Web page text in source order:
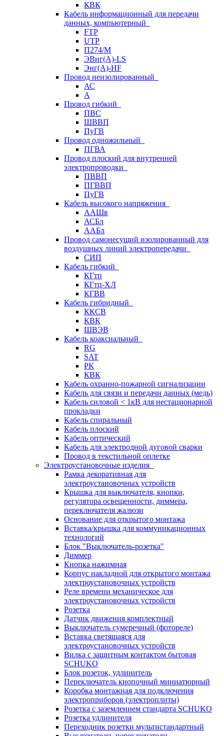
КВК
Кабель информационный для передачи
данных, компьютерный
FTP
UTP
П274/М
ЭВнг(А)-LS
Энг(А)-HF
Провод неизолированный
АС
А
Провод гибкий
ПВС
ШВВП
ПуГВ
Провод одножильный
ПГВА
Провод плоский для внутренней
электропроводки
ПВВП
ПГВВП
ПуГВ
Кабель высокого напряжения
ААШв
АСБл
ААБл
Провод самонесущий изолированный для
воздушных линий электропередачи
СИП
Кабель гибкий
КГтп
КГтп-ХЛ
КГВВ
Кабель гибридный
ККСВ
КВК
ШВЭВ
Кабель коаксиальный
RG
SAT
РК
КВК
Кабель охранно-пожарной сигнализации
Кабель для связи и передачи данных (медь)
Кабель силовой < 1кВ для нестационарной
прокладки
Кабель спиральный
Кабель плоский
Кабель оптический
Кабель для электродной дуговой сварки
Провод в текстильной оплетке
Электроустановочные изделия
Рамка декоративная для
электроустановочных устройств
Крышка для выключателя, кнопки,
регулятора освещенности, диммера,
переключателя жалюзи
Основание для открытого монтажа
Вставка/крышка для коммуникационных
технологий
Блок "Выключатель-розетка"
Диммер
Кнопка нажимная
Корпус накладной для открытого монтажа
электроустановочных устройств
Реле времени механическое для
электроустановочных устройств
Розетка
Датчик движения комплектный
Выключатель сумеречный (фотореле)
Вставка светящаяся для
электроустановочных устройств
Вилка с защитным контактом бытовая
SCHUKO
Блок розеток, удлинитель
Переключатель кнопочный миниатюрный
Коробка монтажная для подключения
электроприборов (электроплиты)
Розетка с заземлением стандарта SCHUKO
Розетка удлинителя
Переходник розетки мультистандартный